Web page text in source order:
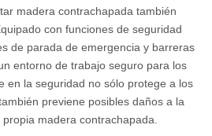
madera contrachapada también
con funciones de seguridad
de parada de emergencia y barreras
entorno de trabajo seguro para los
en la seguridad no sólo protege a los
previene posibles daños a la
madera contrachapada.